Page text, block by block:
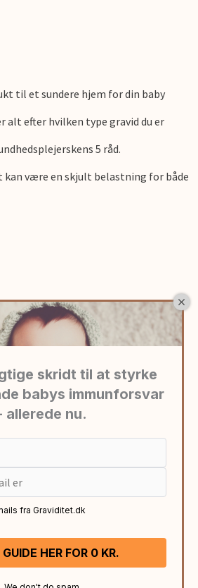
til et sundere hjem for din baby
alt efter hvilken type gravid du er
5 råd.
kan være en skjult belastning for både
fra Graviditet.dk